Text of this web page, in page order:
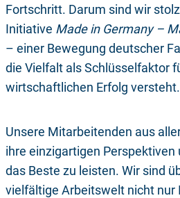
Fortschritt. Darum sind wir
Initiative Made in Germany –
– einer Bewegung deutscher
die Vielfalt als Schlüsselfaktor
wirtschaftlichen Erfolg versteht.
Unsere Mitarbeitenden aus
ihre einzigartigen Perspektiven
das Beste zu leisten. Wir sind
vielfältige Arbeitswelt nicht nur